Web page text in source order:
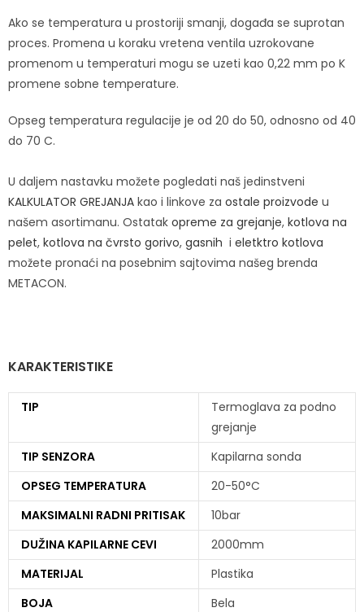
Ako se temperatura u prostoriji smanji, događa se suprotan
proces. Promena u koraku vretena ventila uzrokovane
promenom u temperaturi mogu se uzeti kao 0,22 mm po K
promene sobne temperature.
Opseg temperatura regulacije je od 20 do 50, odnosno od 40
do 70 C.
U daljem nastavku možete pogledati naš jedinstveni
KALKULATOR GREJANJA kao i linkove za ostale proizvode u
našem asortimanu. Ostatak opreme za grejanje, kotlova na
pelet, kotlova na čvrsto gorivo, gasnih i eletktro kotlova
možete pronaći na posebnim sajtovima našeg brenda
METACON.
KARAKTERISTIKE
TIP
Termoglava za podno
grejanje
TIP SENZORA
Kapilarna sonda
OPSEG TEMPERATURA
20-50°C
MAKSIMALNI RADNI PRITISAK
10bar
DUŽINA KAPILARNE CEVI
2000mm
MATERIJAL
Plastika
BOJA
Bela